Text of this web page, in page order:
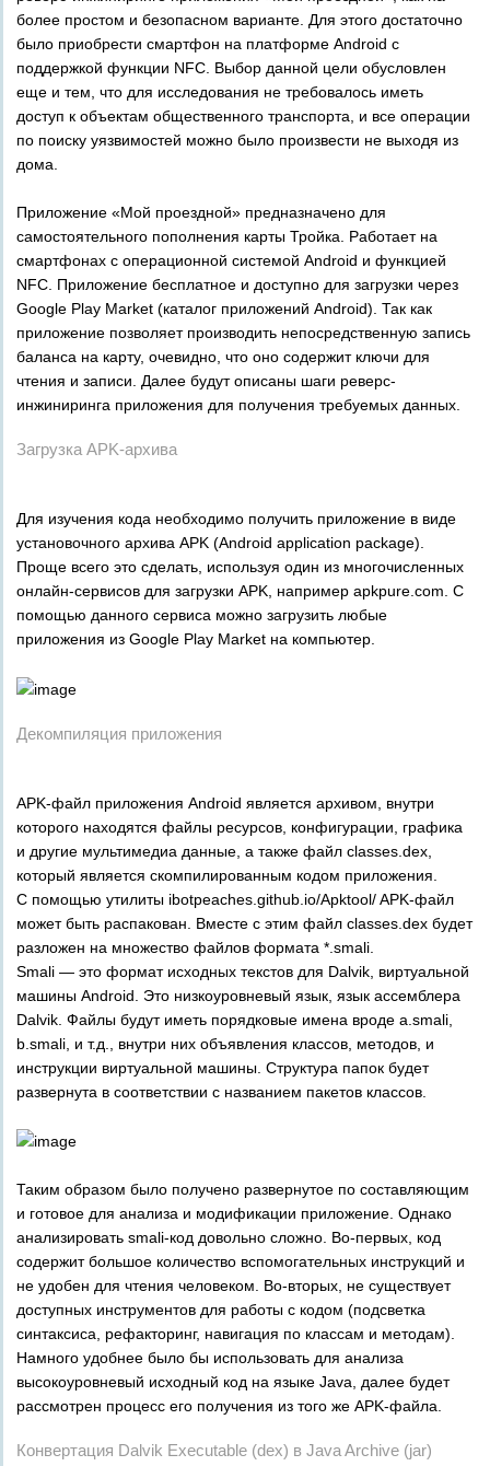
более простом и безопасном варианте. Для этого достаточно
было приобрести смартфон на платформе Android с
поддержкой функции NFC. Выбор данной цели обусловлен
еще и тем, что для исследования не требовалось иметь
доступ к объектам общественного транспорта, и все операции
по поиску уязвимостей можно было произвести не выходя из
дома.
Приложение «Мой проездной» предназначено для
самостоятельного пополнения карты Тройка. Работает на
смартфонах с операционной системой Android и функцией
NFC. Приложение бесплатное и доступно для загрузки через
Google Play Market (каталог приложений Android). Так как
приложение позволяет производить непосредственную запись
баланса на карту, очевидно, что оно содержит ключи для
чтения и записи. Далее будут описаны шаги реверс-
инжиниринга приложения для получения требуемых данных.
Загрузка APK-архива
Для изучения кода необходимо получить приложение в виде
установочного архива APK (Android application package).
Проще всего это сделать, используя один из многочисленных
онлайн-сервисов для загрузки APK, например apkpure.com. С
помощью данного сервиса можно загрузить любые
приложения из Google Play Market на компьютер.
Декомпиляция приложения
APK-файл приложения Android является архивом, внутри
которого находятся файлы ресурсов, конфигурации, графика
и другие мультимедиа данные, а также файл classes.dex,
который является скомпилированным кодом приложения.
С помощью утилиты ibotpeaches.github.io/Apktool/ APK-файл
может быть распакован. Вместе с этим файл classes.dex будет
разложен на множество файлов формата *.smali.
Smali — это формат исходных текстов для Dalvik, виртуальной
машины Android. Это низкоуровневый язык, язык ассемблера
Dalvik. Файлы будут иметь порядковые имена вроде a.smali,
b.smali, и т.д., внутри них объявления классов, методов, и
инструкции виртуальной машины. Структура папок будет
развернута в соответствии с названием пакетов классов.
Таким образом было получено развернутое по составляющим
и готовое для анализа и модификации приложение. Однако
анализировать smali-код довольно сложно. Во-первых, код
содержит большое количество вспомогательных инструкций и
не удобен для чтения человеком. Во-вторых, не существует
доступных инструментов для работы с кодом (подсветка
синтаксиса, рефакторинг, навигация по классам и методам).
Намного удобнее было бы использовать для анализа
высокоуровневый исходный код на языке Java, далее будет
рассмотрен процесс его получения из того же APK-файла.
Конвертация Dalvik Executable (dex) в Java Archive (jar)